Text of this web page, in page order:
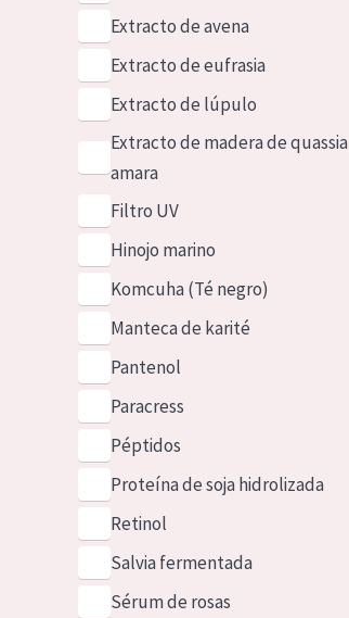
Extracto de avena
Extracto de eufrasia
Extracto de lúpulo
Extracto de madera de quassia
amara
Filtro UV
Hinojo marino
Komcuha (Té negro)
Manteca de karité
Pantenol
Paracress
Péptidos
Proteína de soja hidrolizada
Retinol
Salvia fermentada
Sérum de rosas